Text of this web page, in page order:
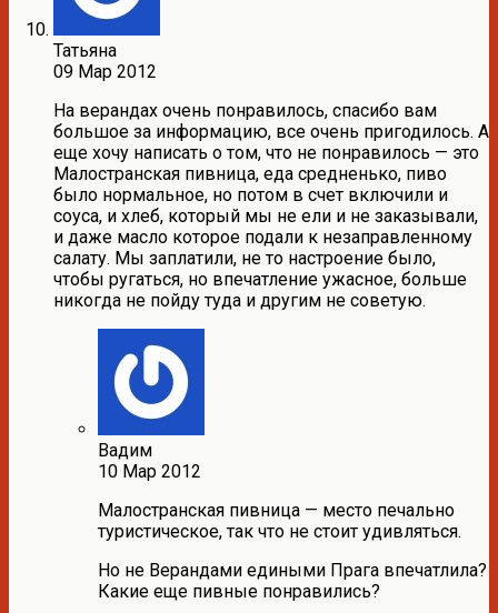
Татьяна
09 Мар 2012
На верандах очень понравилось, спасибо вам
большое за информацию, все очень пригодилось. А
еще хочу написать о том, что не понравилось — это
Малостранская пивница, еда средненько, пиво
было нормальное, но потом в счет включили и
соуса, и хлеб, который мы не ели и не заказывали,
и даже масло которое подали к незаправленному
салату. Мы заплатили, не то настроение было,
чтобы ругаться, но впечатление ужасное, больше
никогда не пойду туда и другим не советую.
Вадим
10 Мар 2012
Малостранская пивница — место печально
туристическое, так что не стоит удивляться.
Но не Верандами едиными Прага впечатлила?
Какие еще пивные понравились?